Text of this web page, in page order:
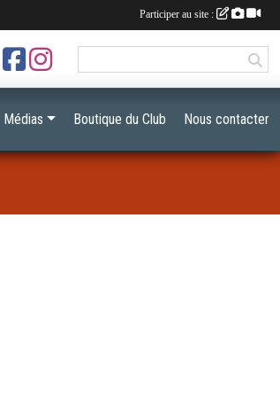
Médias Boutique du Club Nous contacter
Participer au site :